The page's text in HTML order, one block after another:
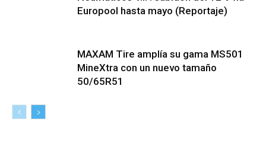
Europool hasta mayo (Reportaje)
MAXAM Tire amplía su gama MS501
MineXtra con un nuevo tamaño
50/65R51